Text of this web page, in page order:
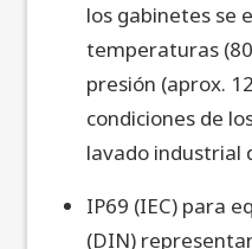
los gabinetes se
temperaturas
presión (aprox.
condiciones de
lavado industrial
IP69 (IEC) para
(DIN)